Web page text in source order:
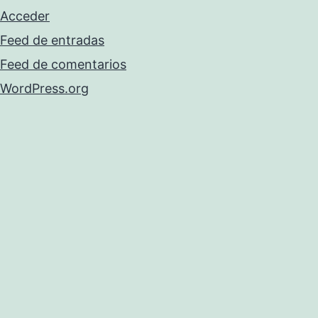
Acceder
Feed de entradas
Feed de comentarios
WordPress.org